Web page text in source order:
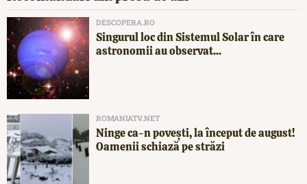
DESCOPERA.RO
Singurul loc din Sistemul Solar în care
astronomii au observat...
ROMANIATV.NET
Ninge ca-n povești, la început de august!
Oamenii schiază pe străzi